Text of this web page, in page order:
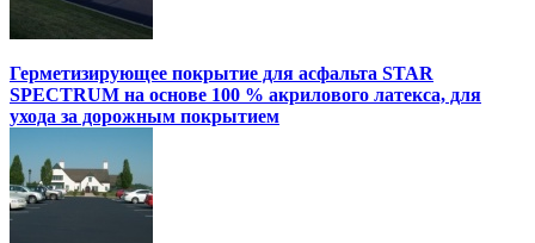
Герметизирующее покрытие для асфальта STAR
SPECTRUM на основе 100 % акрилового латекса, для
ухода за дорожным покрытием